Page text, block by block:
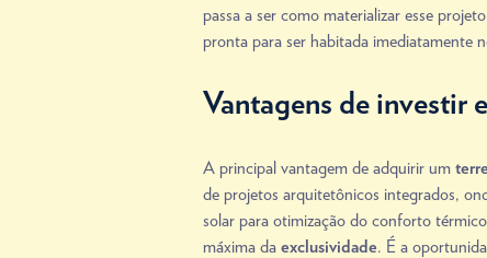
passa a ser como materializar esse
pronta para ser habitada imediatamente
Vantagens de investir
A principal vantagem de adquirir um
de projetos arquitetônicos integrados,
solar para otimização do conforto
máxima da exclusividade. É a